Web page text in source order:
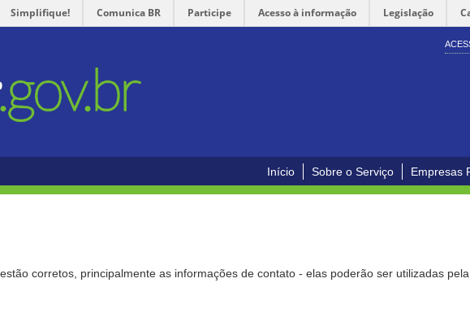
Simplifique! Comunica BR Participe Acesso à informação Legislação
Início Sobre o Serviço Empresas
corretos, principalmente as informações de contato - elas poderão ser utilizadas